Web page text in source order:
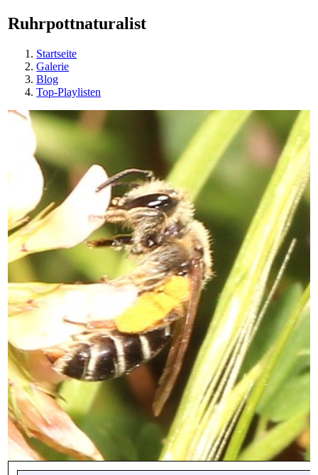
Ruhrpottnaturalist
Startseite
Galerie
Blog
Top-Playlisten